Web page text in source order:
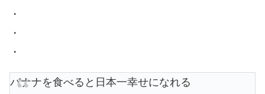
・
・
・
バナナを食べると日本一幸せになれる